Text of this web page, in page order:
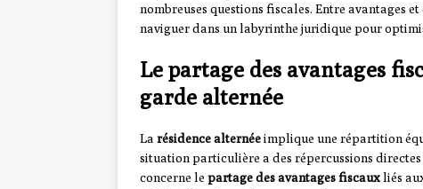
nombreuses questions fiscales. Entre avantages
naviguer dans un labyrinthe juridique pour
Le partage des avantages
garde alternée
La résidence alternéeimplique une répartition
situation particulière a des répercussions
concerne le partage des avantages fiscauxliés